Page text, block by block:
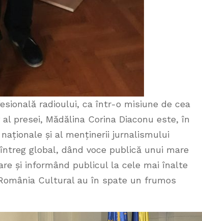
radioului, ca într-o misiune de cea
presei, Mădălina Corina Diaconu este, în
și al menținerii jurnalismului
global, dând voce publică unui mare
și informând publicul la cele mai înalte
Cultural au în spate un frumos